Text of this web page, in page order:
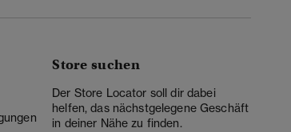
Store suchen
Der Store Locator soll dir dabei
helfen, das nächstgelegene Geschäft
in deiner Nähe zu finden.